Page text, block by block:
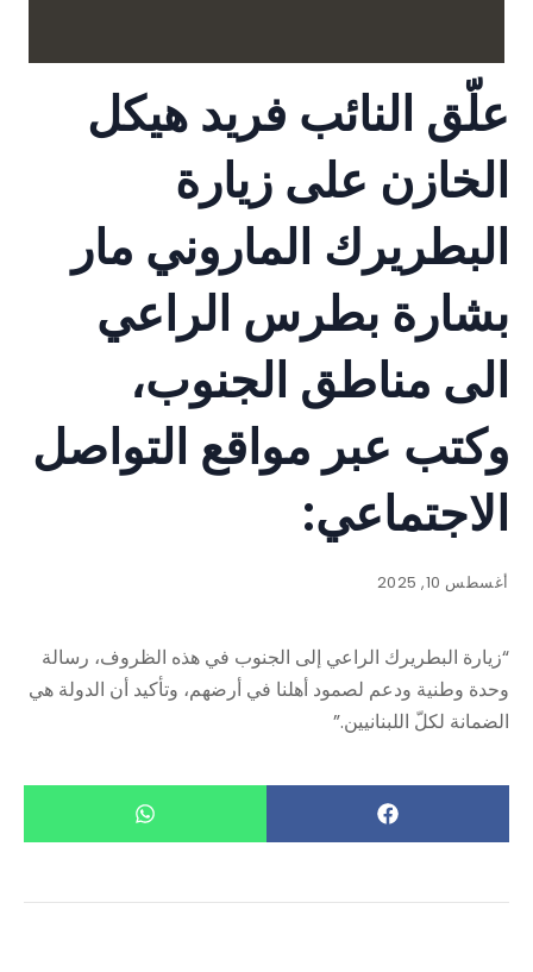
علّق النائب فريد هيكل
الخازن على زيارة
البطريرك الماروني مار
بشارة بطرس الراعي
الى مناطق الجنوب،
وكتب عبر مواقع التواصل
الاجتماعي:
أغسطس 10, 2025
“زيارة البطريرك الراعي إلى الجنوب في هذه الظروف، رسالة
وحدة وطنية ودعم لصمود أهلنا في أرضهم، وتأكيد أن الدولة هي
الضمانة لكلّ اللبنانيين.”